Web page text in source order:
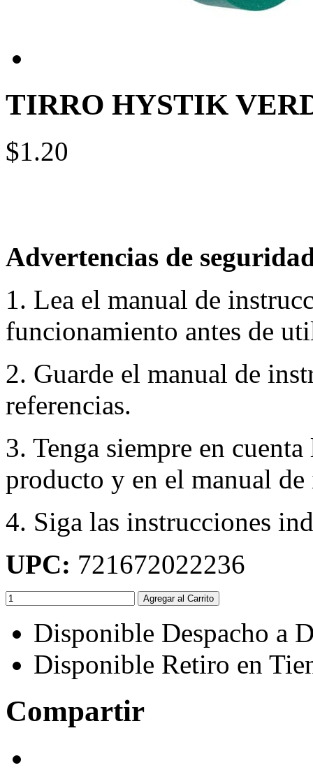
TIRRO HYSTIK
$1.20
Advertencias de
1. Lea el manual de
funcionamiento antes de
2. Guarde el manual de
referencias.
3. Tenga siempre en
producto y en el manual
4. Siga las instrucciones
UPC: 721672022236
Agregar al Carrito
Disponible Despacho a
Disponible Retiro en
Compartir